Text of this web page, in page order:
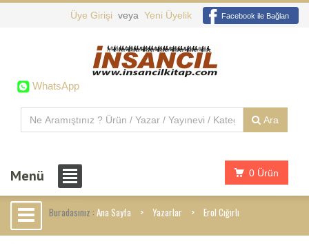
Üye Girişi veya Yeni Üyelik Facebook ile Bağlan
WhatsApp
Ara
0 Ürün
Menü
Buradasınız : Ana Sayfa Yazarlar Erol Cığırlı